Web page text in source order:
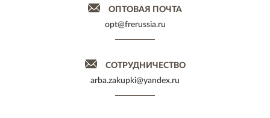
ОПТОВАЯ ПОЧТА
opt@frerussia.ru
СОТРУДНИЧЕСТВО
arba.zakupki@yandex.ru